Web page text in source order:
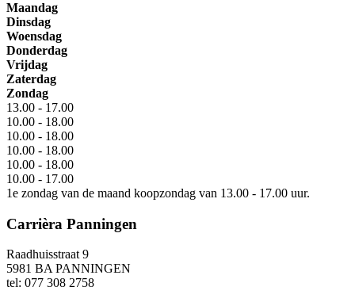
Maandag
Dinsdag
Woensdag
Donderdag
Vrijdag
Zaterdag
Zondag
13.00 - 17.00
10.00 - 18.00
10.00 - 18.00
10.00 - 18.00
10.00 - 18.00
10.00 - 17.00
1e zondag van de maand koopzondag van 13.00 - 17.00 uur.
Carrièra Panningen
Raadhuisstraat 9
5981 BA PANNINGEN
tel: 077 308 2758